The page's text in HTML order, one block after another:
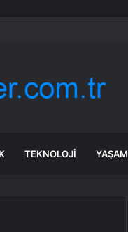
çarptı
TEKNOLOJI YAŞAM